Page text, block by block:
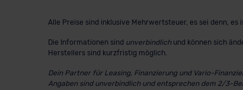
Alle Preise sind inklusive Mehrwertsteuer, es sei denn, es
Die Informationen sind unverbindlichund können sich
Herstellers sind kurzfristig möglich.
Dein Partner für Leasing, Finanzierung und Vario-
Angaben sind unverbindlich und entsprechen dem 2/3-